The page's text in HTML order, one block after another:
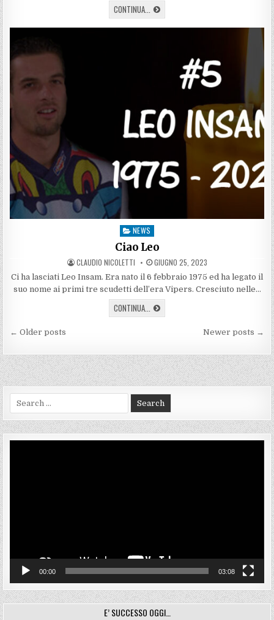
CONTINUA... BUON
NATALE
E
Posted
in
NEWS
Ciao Leo
AUTHOR:
CLAUDIO NICOLETTI PUBLISHED
DATE:
GIUGNO 25, 2023
Ci ha lasciati Leo Insam. Era nato il 6 febbraio 1975 ed ha legato il
suo nome ai primi tre scudetti dell’era Vipers. Cresciuto nelle…
CONTINUA... CIAO
LEO
Navigazione
articoli
← Older posts Newer posts →
for:
00:00 03:08
E’ SUCCESSO OGGI…